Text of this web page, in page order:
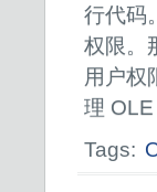
行代码
权限。
用户权
理 OLE
Tags: